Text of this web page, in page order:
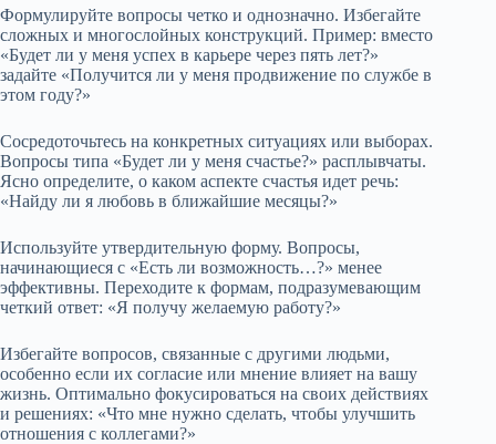
Формулируйте вопросы четко и однозначно. Избегайте
сложных и многослойных конструкций. Пример: вместо
«Будет ли у меня успех в карьере через пять лет?»
задайте «Получится ли у меня продвижение по службе в
этом году?»
Сосредоточьтесь на конкретных ситуациях или выборах.
Вопросы типа «Будет ли у меня счастье?» расплывчаты.
Ясно определите, о каком аспекте счастья идет речь:
«Найду ли я любовь в ближайшие месяцы?»
Используйте утвердительную форму. Вопросы,
начинающиеся с «Есть ли возможность…?» менее
эффективны. Переходите к формам, подразумевающим
четкий ответ: «Я получу желаемую работу?»
Избегайте вопросов, связанные с другими людьми,
особенно если их согласие или мнение влияет на вашу
жизнь. Оптимально фокусироваться на своих действиях
и решениях: «Что мне нужно сделать, чтобы улучшить
отношения с коллегами?»